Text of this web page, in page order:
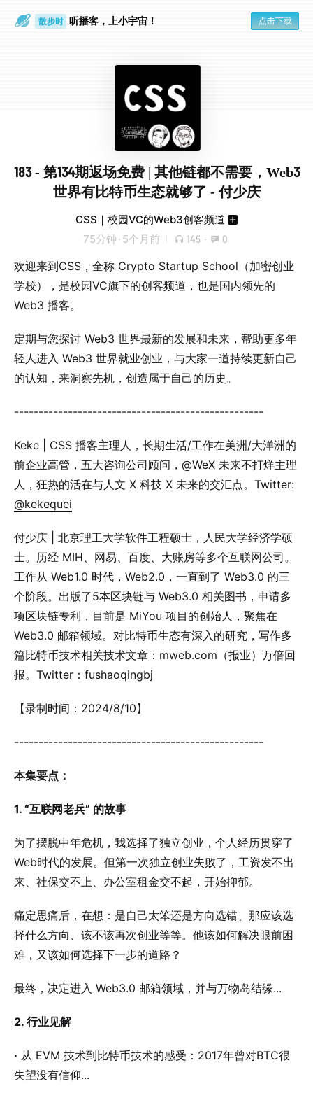
通勤路上 听播客，上小宇宙！ 点击下载
183 - 第134期返场免费 | 其他链都不需要，Web3
世界有比特币生态就够了 - 付少庆
CSS｜校园VC的Web3创客频道
75分钟 · 5个月前 145 · 0
欢迎来到CSS，全称 Crypto Startup School（加密创业
学校），是校园VC旗下的创客频道，也是国内领先的
Web3 播客。
定期与您探讨 Web3 世界最新的发展和未来，帮助更多年
轻人进入 Web3 世界就业创业，与大家一道持续更新自己
的认知，来洞察先机，创造属于自己的历史。
---------------------------------------------------
Keke | CSS 播客主理人，长期生活/工作在美洲/大洋洲的
前企业高管，五大咨询公司顾问，@WeX 未来不打烊主理
人，狂热的活在与人文 X 科技 X 未来的交汇点。Twitter:
@kekequei
付少庆 | 北京理工大学软件工程硕士，人民大学经济学硕
士。历经 MIH、网易、百度、大账房等多个互联网公司。
工作从 Web1.0 时代，Web2.0，一直到了 Web3.0 的三
个阶段。出版了5本区块链与 Web3.0 相关图书，申请多
项区块链专利，目前是 MiYou 项目的创始人，聚焦在
Web3.0 邮箱领域。对比特币生态有深入的研究，写作多
篇比特币技术相关技术文章：mweb.com（报业）万倍回
报。Twitter：fushaoqingbj
【录制时间：2024/8/10】
---------------------------------------------------
本集要点：
1. “互联网老兵” 的故事
为了摆脱中年危机，我选择了独立创业，个人经历贯穿了
Web时代的发展。但第一次独立创业失败了，工资发不出
来、社保交不上、办公室租金交不起，开始抑郁。
痛定思痛后，在想：是自己太笨还是方向选错、那应该选
择什么方向、该不该再次创业等等。他该如何解决眼前困
难，又该如何选择下一步的道路？
最终，决定进入 Web3.0 邮箱领域，并与万物岛结缘...
2. 行业见解
· 从 EVM 技术到比特币技术的感受：2017年曾对BTC很
失望没有信仰...